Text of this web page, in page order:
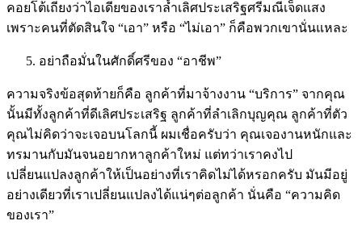
คอยโต้เถียงว่าไอเดียของเราล้ำเลิศประเสริฐศรีมณีเจ็ดแสง
เพราะคนที่ตัดสินใจ “เอา” หรือ “ไม่เอา” ก็คือพวกเขานั่นแหละ
อย่าถือมั่นในศักดิ์ศรีของ “อาชีพ”
ความจริงข้อสุดท้ายก็คือ ลูกค้าที่มาจ้างงาน “บริการ” จากคุณ
นั้นมีทั้งลูกค้าที่ดีเลิศประเสริฐ ลูกค้าที่ลำเลิกบุญคุณ ลูกค้าที่ตัว
คุณไม่คิดว่าจะเจอบนโลกนี้ ผมเชื่อครับว่า คุณเจองานหนักและ
ทรมานกับมันจนอยากหาลูกค้าใหม่ แต่ทว่าเราคงไป
เปลี่ยนแปลงลูกค้าให้เป็นอย่างที่เราคิดไม่ได้หรอกครับ มันมีอยู่
อย่างเดียวที่เราเปลี่ยนแปลงได้แน่ๆต่อลูกค้า นั่นคือ “ความคิด
ของเรา”